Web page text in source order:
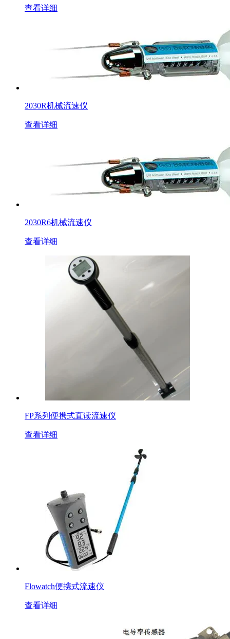
查看详细
2030R机械流速仪
查看详细
2030R6机械流速仪
查看详细
FP系列便携式直读流速仪
查看详细
Flowatch便携式流速仪
查看详细